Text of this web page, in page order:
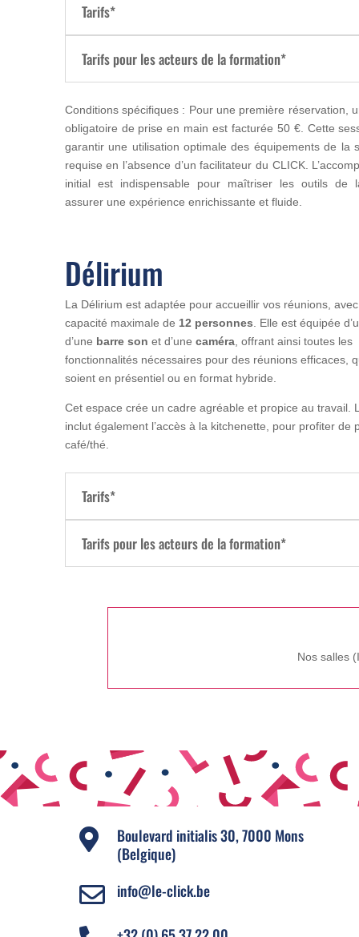
Tarifs*
Tarifs pour les acteurs de la formation*
Conditions spécifiques : Pour une première réservation,
obligatoire de prise en main est facturée 50 €. Cette
garantir une utilisation optimale des équipements de la
requise en l’absence d’un facilitateur du CLICK.
initial est indispensable pour maîtriser les outils de
assurer une expérience enrichissante et fluide.
Délirium
La Délirium est adaptée pour accueillir vos réunions,
capacité maximale de 12 personnes. Elle est équipée
d’une barre son et d’une caméra, offrant ainsi toutes les
fonctionnalités nécessaires pour des réunions efficaces,
soient en présentiel ou en format hybride.
Cet espace crée un cadre agréable et propice au travail.
inclut également l’accès à la kitchenette, pour profiter de
café/thé.
Tarifs*
Tarifs pour les acteurs de la formation*
Nos salles

Boulevard initialis 30, 7000 Mons
(Belgique)
 info@le-click.be